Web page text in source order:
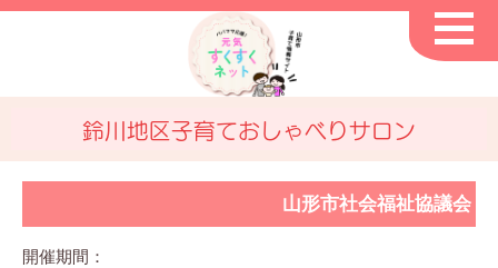
鈴川地区子育ておしゃべりサロン
山形市社会福祉協議会
開催期間：